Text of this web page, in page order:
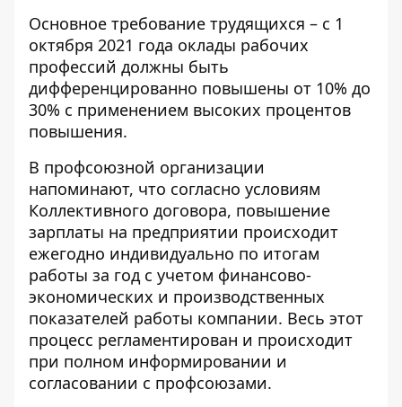
Основное требование трудящихся – с 1
октября 2021 года оклады рабочих
профессий должны быть
дифференцированно повышены от 10% до
30% с применением высоких процентов
повышения.
В профсоюзной организации
напоминают, что согласно условиям
Коллективного договора, повышение
зарплаты на предприятии происходит
ежегодно индивидуально по итогам
работы за год с учетом финансово-
экономических и производственных
показателей работы компании. Весь этот
процесс регламентирован и происходит
при полном информировании и
согласовании с профсоюзами.